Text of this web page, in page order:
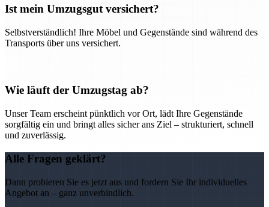
Ist mein Umzugsgut versichert?
Selbstverständlich! Ihre Möbel und Gegenstände sind während des
Transports über uns versichert.
Wie läuft der Umzugstag ab?
Unser Team erscheint pünktlich vor Ort, lädt Ihre Gegenstände
sorgfältig ein und bringt alles sicher ans Ziel – strukturiert, schnell
und zuverlässig.
Alle Fragen geklärt?
Dann probieren Sie es jetzt aus und fordern Sie Ihr individuelles
Angebot an – ganz unverbindlich.